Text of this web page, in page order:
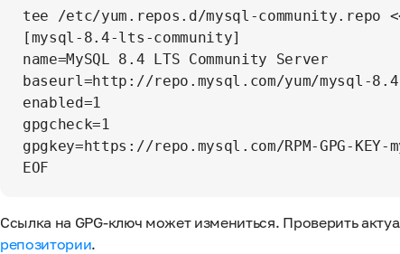
tee /etc/yum.repos.d/mysql-community.repo
[mysql-8.4-lts-community]
name=MySQL 8.4 LTS Community Server
baseurl=http://repo.mysql.com/yum/mysql-
enabled=1
gpgcheck=1
gpgkey=https://repo.mysql.com/RPM-GPG-KEY-
Ссылка на GPG-ключ может измениться. Проверить
репозитории.